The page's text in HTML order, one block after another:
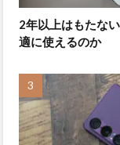
2年以上はもたな
適に使えるのか